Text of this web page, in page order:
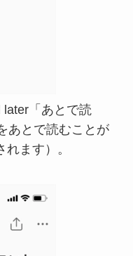
「あとで読
あとで読むことが
ます）。